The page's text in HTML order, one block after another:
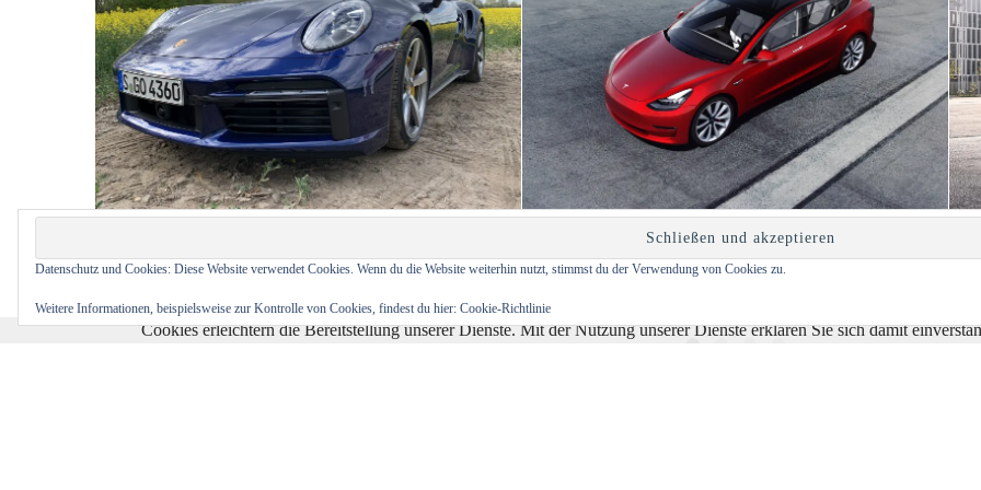
Datenschutz und Cookies: Diese Website verwendet Cookies. Wenn du die Website weiterhin nutzt, stimmst du der Verwendung von Cookies zu.
Weitere Informationen, beispielsweise zur Kontrolle von Cookies, findest du hier: Cookie-Richtlinie
Wird
07/09/2019
Wasserstoff-Auto Nexo Im Alltagstest: Schöner
Dampfen
17/07/2019
Cookies erleichtern die Bereitstellung unserer Dienste. Mit der Nutzung unserer Dienste erklären Sie sich damit